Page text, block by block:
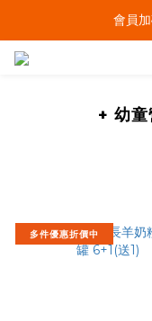
單筆結帳
會員
+ 幼
多件優惠折價中